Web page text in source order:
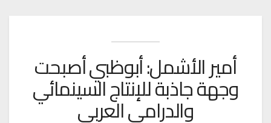
أمير الأشمل: أبوظبي أصبحت
وجهة جاذبة للإنتاج السينمائي
والدرامي العربي